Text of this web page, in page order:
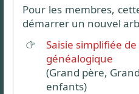
Pour les membres,
démarrer un nouvel
Saisie simplifiée
généalogique
(Grand père,
enfants)